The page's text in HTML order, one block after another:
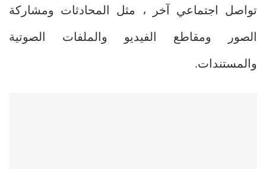
تواصل اجتماعي آخر ، مثل المحادثات ومشاركة
الصور ومقاطع الفيديو والملفات الصوتية
والمستندات.